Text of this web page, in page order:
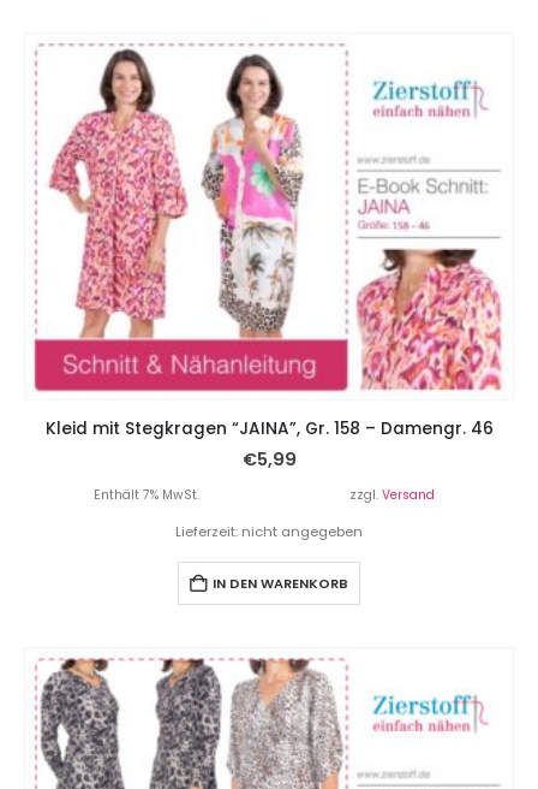
Kleid mit Stegkragen “JAINA”, Gr. 158 – Damengr. 46
€5,99
Enthält 7% MwSt. zzgl. Versand
Lieferzeit: nicht angegeben
IN DEN WARENKORB